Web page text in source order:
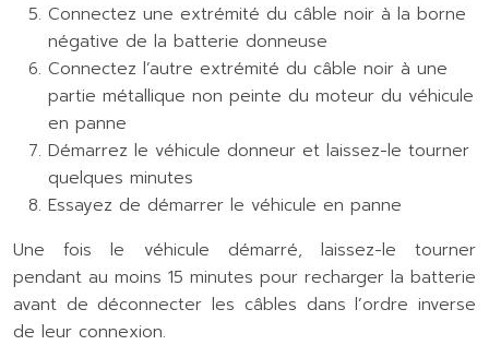
Connectez une extrémité du câble noir à la borne
négative de la batterie donneuse
Connectez l’autre extrémité du câble noir à une
partie métallique non peinte du moteur du véhicule
en panne
Démarrez le véhicule donneur et laissez-le tourner
quelques minutes
Essayez de démarrer le véhicule en panne
Une fois le véhicule démarré, laissez-le tourner
pendant au moins 15 minutes pour recharger la batterie
avant de déconnecter les câbles dans l’ordre inverse
de leur connexion.